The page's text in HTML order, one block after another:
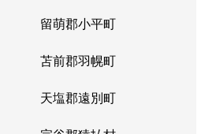
留萌郡小平町
苫前郡羽幌町
天塩郡遠別町